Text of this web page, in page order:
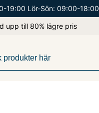
19:00 Lör-Sön: 09:00-18:00
upp till 80% lägre pris